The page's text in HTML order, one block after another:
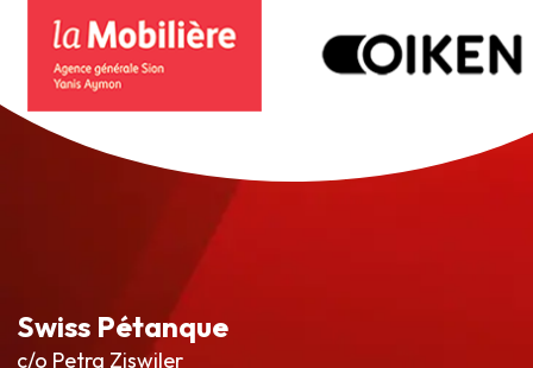
Swiss Pétanque
c/o Petra Ziswiler